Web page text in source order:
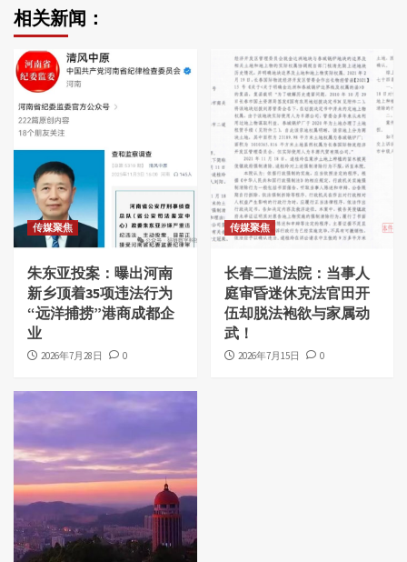
相关新闻：
传媒聚焦
朱东亚投案：曝出河南
新乡顶着35项违法行为
“远洋捕捞”港商成都企
业
2026年7月28日 0
传媒聚焦
长春二道法院：当事人
庭审昏迷休克法官田开
伍却脱法袍欲与家属动
武！
2026年7月15日 0